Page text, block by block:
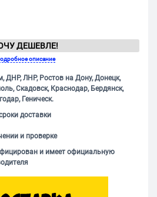
ДЕШЕВЛЕ!
описание
ДНР, ЛНР, Ростов на Дону, Донецк,
Скадовск, Краснодар, Бердянск,
Геническ.
доставки
и проверке
и имеет официальную